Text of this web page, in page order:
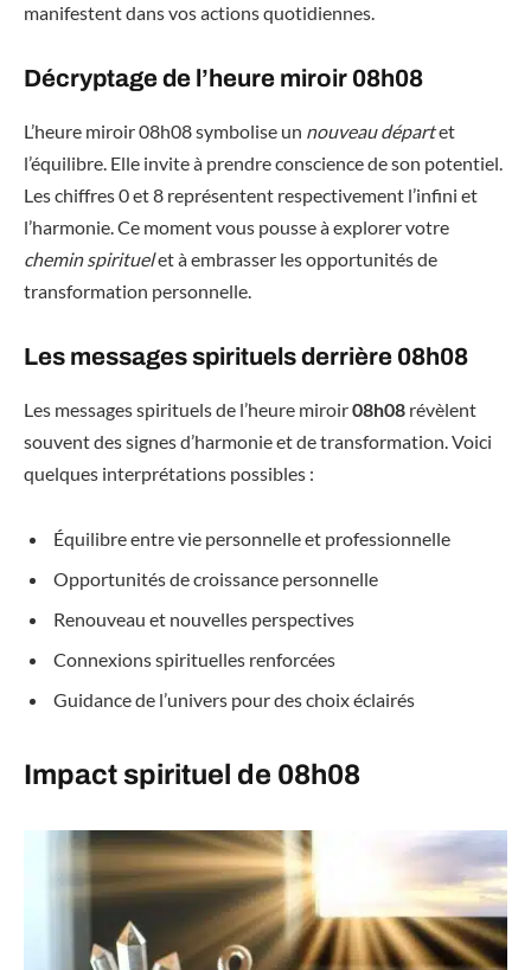
manifestent dans vos actions quotidiennes.
Décryptage de l’heure miroir 08h08
L’heure miroir 08h08 symbolise un nouveau départet
l’équilibre. Elle invite à prendre conscience de son potentiel.
Les chiffres 0 et 8 représentent respectivement l’infini et
l’harmonie. Ce moment vous pousse à explorer votre
chemin spirituelet à embrasser les opportunités de
transformation personnelle.
Les messages spirituels derrière 08h08
Les messages spirituels de l’heure miroir08h08 révèlent
souvent des signes d’harmonie et de transformation. Voici
quelques interprétations possibles :
Équilibre entre vie personnelle et professionnelle
Opportunités de croissance personnelle
Renouveau et nouvelles perspectives
Connexions spirituelles renforcées
Guidance de l’univers pour des choix éclairés
Impact spirituel de 08h08